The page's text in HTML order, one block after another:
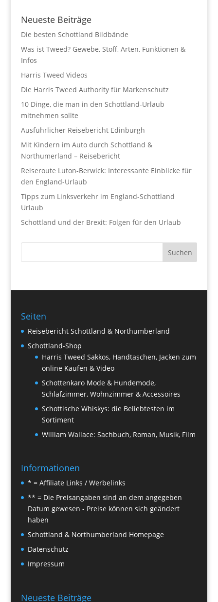
Neueste Beiträge
Die besten Schottland Bildbände
Was ist Tweed? Gewebe, Stoff, Arten, Funktionen &
Infos
Harris Tweed Videos
Die Harris Tweed Authority für Markenschutz
10 Dinge, die man in den Schottland-Urlaub
mitnehmen sollte
Ausführlicher Reisebericht Edinburgh
Mit Kindern im Auto durch Schottland &
Northumerland – Reisebericht
Reiseroute Luton-Berwick: Interessante Einblicke für
den England-Urlaub
Tipps zum Linksverkehr im England-Schottland
Urlaub
Schottland und der Brexit: Folgen für den Urlaub
Seiten
Reisebericht Schottland & Northumberland
Schottland-Shop
Harris Tweed Sakkos, Handtaschen, Jacken zum
online Kaufen & Video
Schottenkaro Mode & Hundemode,
Schlafzimmer, Wohnzimmer & Accessoires
Schottische Whiskys: die Beliebtesten im
Sortiment
William Wallace: Sachbuch, Roman, Musik, Film
Informationen
* = Affiliate Links / Werbelinks
** = Die Preisangaben sind an dem angegeben
Datum gewesen - Preise können sich geändert
haben
Schottland & Northumberland Homepage
Datenschutz
Impressum
Neueste Beiträge